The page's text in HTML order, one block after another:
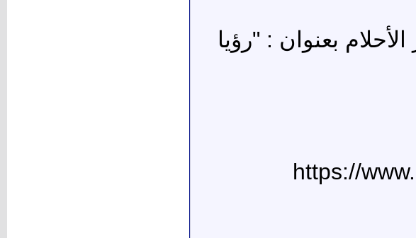
بعنوان : "رؤيا
https://